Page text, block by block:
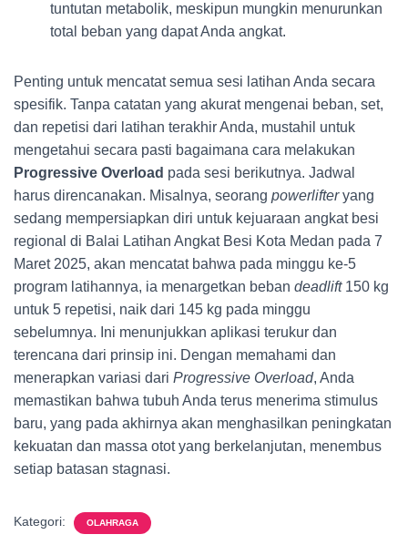
tuntutan metabolik, meskipun mungkin menurunkan
total beban yang dapat Anda angkat.
Penting untuk mencatat semua sesi latihan Anda secara
spesifik. Tanpa catatan yang akurat mengenai beban, set,
dan repetisi dari latihan terakhir Anda, mustahil untuk
mengetahui secara pasti bagaimana cara melakukan
Progressive Overload pada sesi berikutnya. Jadwal
harus direncanakan. Misalnya, seorang powerlifteryang
sedang mempersiapkan diri untuk kejuaraan angkat besi
regional di Balai Latihan Angkat Besi Kota Medan pada 7
Maret 2025, akan mencatat bahwa pada minggu ke-5
program latihannya, ia menargetkan beban deadlift150 kg
untuk 5 repetisi, naik dari 145 kg pada minggu
sebelumnya. Ini menunjukkan aplikasi terukur dan
terencana dari prinsip ini. Dengan memahami dan
menerapkan variasi dari Progressive Overload, Anda
memastikan bahwa tubuh Anda terus menerima stimulus
baru, yang pada akhirnya akan menghasilkan peningkatan
kekuatan dan massa otot yang berkelanjutan, menembus
setiap batasan stagnasi.
Kategori: OLAHRAGA